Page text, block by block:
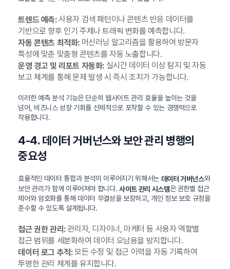
트렌드 예측:사용자 검색 패턴이나 콘텐츠 반응 데이터를
기반으로 향후 인기 주제나 트래픽 변화를 예측합니다.
자동 콘텐츠 최적화:머신러닝 알고리즘을 활용하여 방문자
특성에 맞춘 맞춤형 콘텐츠를 자동 노출합니다.
운영 경고 및 리포트 자동화:실시간 데이터 이상 탐지 및 자동
보고 체계를 통해 문제 발생 시 즉시 조치가 가능합니다.
이러한 예측 분석 기능은 단순히 웹사이트 관리 효율을 높이는 것을
넘어, 비즈니스 성장 기회를 선제적으로 포착할 수 있는 경쟁력으로
작용합니다.
4-4. 데이터 거버넌스와 보안 관리 병행의
중요성
효율적인 데이터 통합과 분석이 이루어지기 위해서는 데이터 거버넌스와
보안 관리가 함께 이루어져야 합니다.사이트 관리 시스템은 권한별 접근
제어와 암호화를 통해 데이터 무결성을 보장하고, 개인 정보 보호 규정을
준수할 수 있도록 설계됩니다.
접근 권한 관리:관리자, 디자이너, 마케터 등 사용자 역할별
접근 범위를 세분화하여 데이터 오남용을 방지합니다.
데이터 로그 추적:모든 수정 및 접근 이력을 자동 기록하여
투명한 관리 체계를 유지합니다.